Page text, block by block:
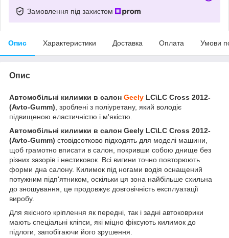
Замовлення під захистом
Опис Характеристики Доставка Оплата Умови
Опис
Автомобільні килимки в салон Geely LC\LC Cross 2012-
(Avto-Gumm) , зроблені з поліуретану, який володіє
підвищеною еластичністю і м'якістю.
Автомобільні килимки в салон Geely LC\LC Cross 2012-
(Avto-Gumm) стовідсотково підходять для моделі машини,
щоб грамотно вписати в салон, покривши собою днище без
різних зазорів і нестиковок. Всі вигини точно повторюють
форми дна салону. Килимок під ногами водія оснащений
потужним підп'ятником, оскільки ця зона найбільше схильна
до зношування, це продовжує довговічність експлуатації
виробу.
Для якісного кріплення як передні, так і задні автоковрики
мають спеціальні кліпси, які міцно фіксують килимок до
підлоги, запобігаючи його зрушення.